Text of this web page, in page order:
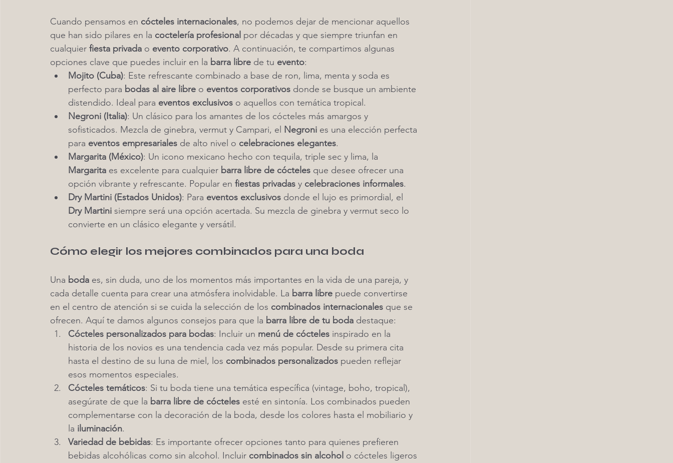
Cuando pensamos en cócteles internacionales, no podemos dejar de mencionar aquellos
que han sido pilares en la coctelería profesional por décadas y que siempre triunfan en
cualquier fiesta privada o evento corporativo. A continuación, te compartimos algunas
opciones clave que puedes incluir en la barra libre de tu evento:
Mojito (Cuba): Este refrescante combinado a base de ron, lima, menta y soda es
perfecto para bodas al aire libre o eventos corporativos donde se busque un ambiente
distendido. Ideal para eventos exclusivos o aquellos con temática tropical.
Negroni (Italia): Un clásico para los amantes de los cócteles más amargos y
sofisticados. Mezcla de ginebra, vermut y Campari, el Negroni es una elección perfecta
para eventos empresariales de alto nivel o celebraciones elegantes.
Margarita (México): Un icono mexicano hecho con tequila, triple sec y lima, la
Margarita es excelente para cualquier barra libre de cócteles que desee ofrecer una
opción vibrante y refrescante. Popular en fiestas privadas y celebraciones informales.
Dry Martini (Estados Unidos): Para eventos exclusivos donde el lujo es primordial, el
Dry Martini siempre será una opción acertada. Su mezcla de ginebra y vermut seco lo
convierte en un clásico elegante y versátil.
Cómo elegir los mejores combinados para una boda
Una boda es, sin duda, uno de los momentos más importantes en la vida de una pareja, y
cada detalle cuenta para crear una atmósfera inolvidable. La barra libre puede convertirse
en el centro de atención si se cuida la selección de los combinados internacionales que se
ofrecen. Aquí te damos algunos consejos para que la barra libre de tu boda destaque:
Cócteles personalizados para bodas: Incluir un menú de cócteles inspirado en la
historia de los novios es una tendencia cada vez más popular. Desde su primera cita
hasta el destino de su luna de miel, los combinados personalizados pueden reflejar
esos momentos especiales.
Cócteles temáticos: Si tu boda tiene una temática específica (vintage, boho, tropical),
asegúrate de que la barra libre de cócteles esté en sintonía. Los combinados pueden
complementarse con la decoración de la boda, desde los colores hasta el mobiliario y
la iluminación.
Variedad de bebidas: Es importante ofrecer opciones tanto para quienes prefieren
bebidas alcohólicas como sin alcohol. Incluir combinados sin alcohol o cócteles ligeros